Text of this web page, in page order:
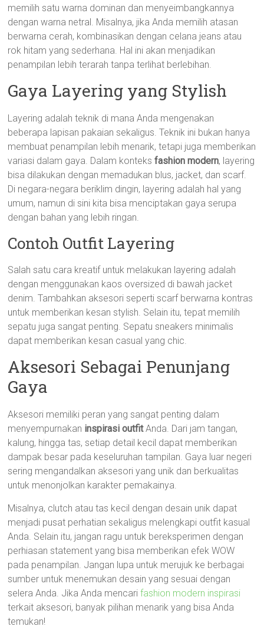
memilih satu warna dominan dan menyeimbangkannya
dengan warna netral. Misalnya, jika Anda memilih atasan
berwarna cerah, kombinasikan dengan celana jeans atau
rok hitam yang sederhana. Hal ini akan menjadikan
penampilan lebih terarah tanpa terlihat berlebihan.
Gaya Layering yang Stylish
Layering adalah teknik di mana Anda mengenakan
beberapa lapisan pakaian sekaligus. Teknik ini bukan hanya
membuat penampilan lebih menarik, tetapi juga memberikan
variasi dalam gaya. Dalam konteksfashion modern, layering
bisa dilakukan dengan memadukan blus, jacket, dan scarf.
Di negara-negara beriklim dingin, layering adalah hal yang
umum, namun di sini kita bisa menciptakan gaya serupa
dengan bahan yang lebih ringan.
Contoh Outfit Layering
Salah satu cara kreatif untuk melakukan layering adalah
dengan menggunakan kaos oversized di bawah jacket
denim. Tambahkan aksesori seperti scarf berwarna kontras
untuk memberikan kesan stylish. Selain itu, tepat memilih
sepatu juga sangat penting. Sepatu sneakers minimalis
dapat memberikan kesan casual yang chic.
Aksesori Sebagai Penunjang
Gaya
Aksesori memiliki peran yang sangat penting dalam
menyempurnakan inspirasi outfitAnda. Dari jam tangan,
kalung, hingga tas, setiap detail kecil dapat memberikan
dampak besar pada keseluruhan tampilan. Gaya luar negeri
sering mengandalkan aksesori yang unik dan berkualitas
untuk menonjolkan karakter pemakainya.
Misalnya, clutch atau tas kecil dengan desain unik dapat
menjadi pusat perhatian sekaligus melengkapi outfit kasual
Anda. Selain itu, jangan ragu untuk bereksperimen dengan
perhiasan statement yang bisa memberikan efek WOW
pada penampilan. Jangan lupa untuk merujuk ke berbagai
sumber untuk menemukan desain yang sesuai dengan
selera Anda. Jika Anda mencarifashion modern inspirasi
terkait aksesori, banyak pilihan menarik yang bisa Anda
temukan!